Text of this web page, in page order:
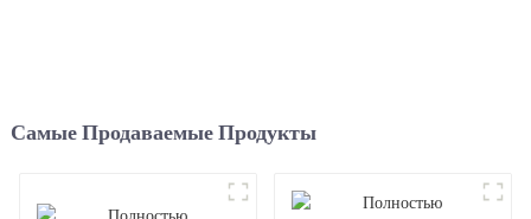
Самые Продаваемые Продукты